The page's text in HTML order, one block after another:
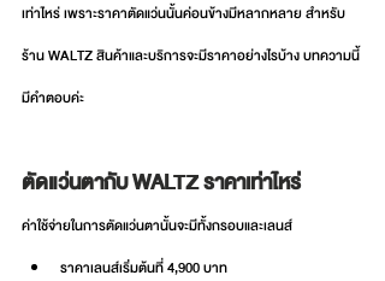
เท่าไหร่ เพราะราคาตัดแว่นนั้นค่อนข้างมีหลากหลาย สำหรับ
ร้าน WALTZ สินค้าและบริการจะมีราคาอย่างไรบ้าง บทความนี้
มีคำตอบค่ะ
ตัดแว่นตากับ WALTZ ราคาเท่าไหร่
ค่าใช้จ่ายในการตัดแว่นตานั้นจะมีทั้งกรอบและเลนส์
ราคาเลนส์เริ่มต้นที่ 4,900 บาท